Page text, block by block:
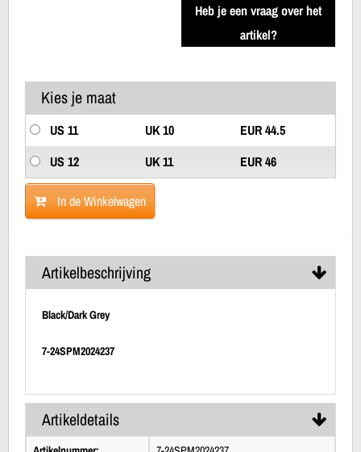
Heb je een vraag over het
artikel?
Kies je maat
US 11 UK 10
EUR 44.5
US 12
UK 11 EUR 46
In de Winkelwagen
Artikelbeschrijving
Black/Dark Grey
7-24SPM2024237
Artikeldetails